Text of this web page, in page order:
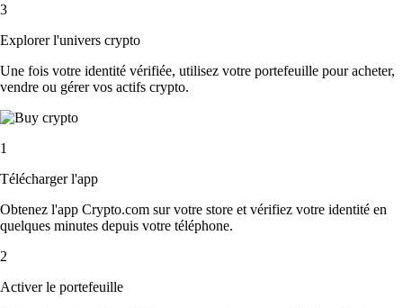
3
Explorer l'univers crypto
Une fois votre identité vérifiée, utilisez votre portefeuille pour acheter,
vendre ou gérer vos actifs crypto.
1
Télécharger l'app
Obtenez l'app Crypto.com sur votre store et vérifiez votre identité en
quelques minutes depuis votre téléphone.
2
Activer le portefeuille